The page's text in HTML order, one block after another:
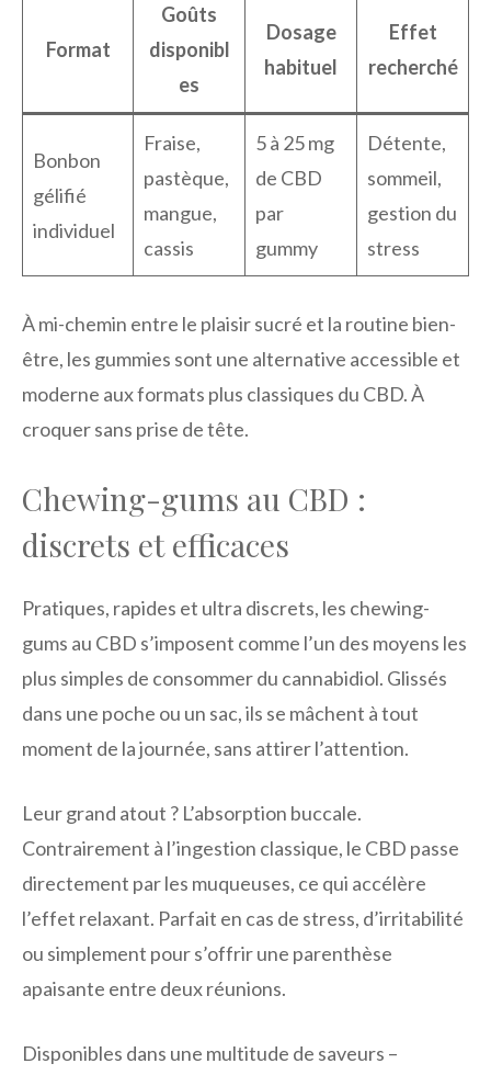
Format
Goûts
disponibl
es
Dosage
habituel
Effet
recherché
Bonbon
gélifié
individuel
Fraise,
pastèque,
mangue,
cassis
5 à 25 mg
de CBD
par
gummy
Détente,
sommeil,
gestion du
stress
À mi-chemin entre le plaisir sucré et la routine bien-
être, les gummies sont une alternative accessible et
moderne aux formats plus classiques du CBD. À
croquer sans prise de tête.
Chewing-gums au CBD :
discrets et efficaces
Pratiques, rapides et ultra discrets, les chewing-
gums au CBD s’imposent comme l’un des moyens les
plus simples de consommer du cannabidiol. Glissés
dans une poche ou un sac, ils se mâchent à tout
moment de la journée, sans attirer l’attention.
Leur grand atout ? L’absorption buccale.
Contrairement à l’ingestion classique, le CBD passe
directement par les muqueuses, ce qui accélère
l’effet relaxant. Parfait en cas de stress, d’irritabilité
ou simplement pour s’offrir une parenthèse
apaisante entre deux réunions.
Disponibles dans une multitude de saveurs –